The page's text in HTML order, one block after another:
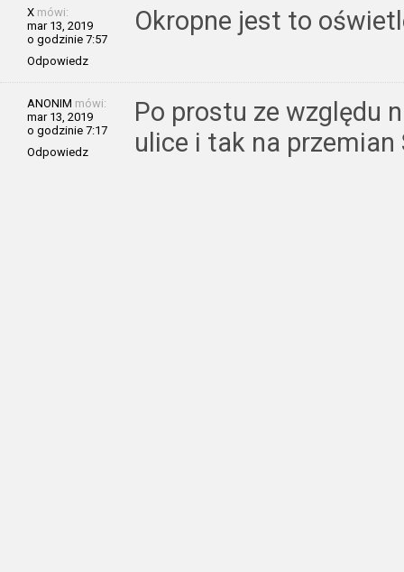
X mówi:
mar 13, 2019
o godzinie 7:57
Odpowiedz
Okropne jest to
ANONIM mówi:
mar 13, 2019
o godzinie 7:17
Odpowiedz
Po prostu ze względu
ulice i tak na